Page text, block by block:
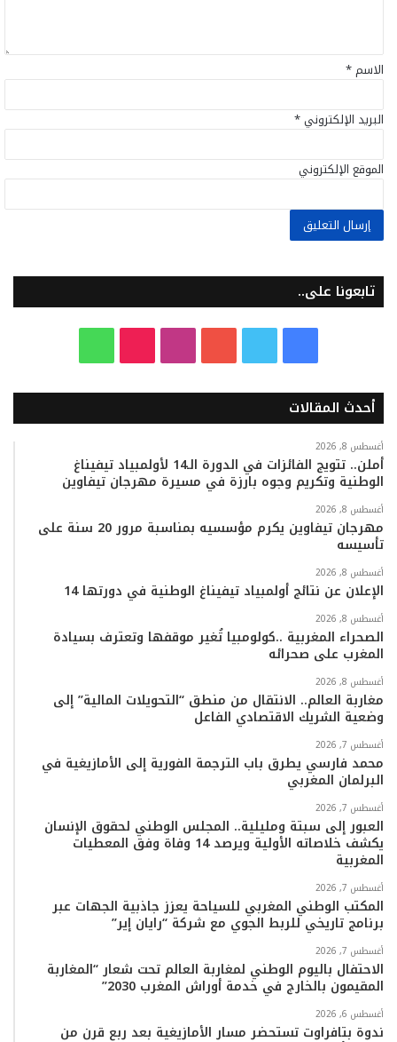
الاسم*
البريد الإلكتروني*
الموقع الإلكتروني
تابعونا على..
س
ب
و
ك
ي
ر
ت
ي
و
ب
س
ت
ق
ر
م
k
T
o
k
ت
س
ا
ب
أحدث المقالات
أغسطس 8, 2026
أملن.. تتويج الفائزات في الدورة الـ14 لأولمبياد تيفيناغ
الوطنية وتكريم وجوه بارزة في مسيرة مهرجان تيفاوين
أغسطس 8, 2026
مهرجان تيفاوين يكرم مؤسسيه بمناسبة مرور 20 سنة على
تأسيسه
أغسطس 8, 2026
الإعلان عن نتائج أولمبياد تيفيناغ الوطنية في دورتها 14
أغسطس 8, 2026
الصحراء المغربية ..كولومبيا تُغير موقفها وتعترف بسيادة
المغرب على صحرائه
أغسطس 8, 2026
مغاربة العالم.. الانتقال من منطق “التحويلات المالية” إلى
وضعية الشريك الاقتصادي الفاعل
أغسطس 7, 2026
محمد فارسي يطرق باب الترجمة الفورية إلى الأمازيغية في
البرلمان المغربي
أغسطس 7, 2026
العبور إلى سبتة ومليلية.. المجلس الوطني لحقوق الإنسان
يكشف خلاصاته الأولية ويرصد 14 وفاة وفق المعطيات
المغربية
أغسطس 7, 2026
المكتب الوطني المغربي للسياحة يعزز جاذبية الجهات عبر
برنامج تاريخي للربط الجوي مع شركة “رايان إير”
أغسطس 7, 2026
الاحتفال باليوم الوطني لمغاربة العالم تحت شعار “المغاربة
المقيمون بالخارج في خدمة أوراش المغرب 2030”
أغسطس 6, 2026
ندوة بتافراوت تستحضر مسار الأمازيغية بعد ربع قرن من